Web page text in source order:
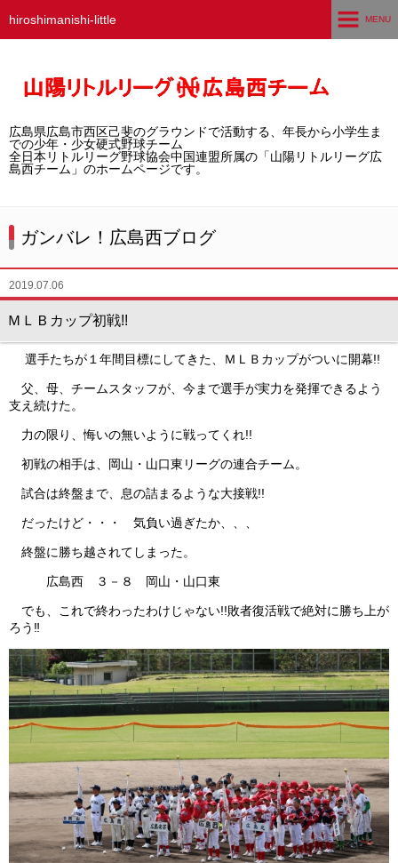
hiroshimanishi-little
広島県広島市西区己斐のグラウンドで活動する、年長から小学生ま
での少年・少女硬式野球チーム
全日本リトルリーグ野球協会中国連盟所属の「山陽リトルリーグ広
島西チーム」のホームページです。
MENU
広島西チームとは
選手募集／体験・見学
試合結果
想い出アルバム
卒団生の声
ガンバレ！広島西ブログ
「体験」「見学」お申し込み／その他お問合わせ
質問コーナー Ｑ＆Ａ
リトルリーグについて
ガンバレ！広島西ブログ
2019.07.06
ＭＬＢカップ初戦!!
選手たちが１年間目標にしてきた、ＭＬＢカップがついに開幕!!
父、母、チームスタッフが、今まで選手が実力を発揮できるよう
支え続けた。
力の限り、悔いの無いように戦ってくれ!!
初戦の相手は、岡山・山口東リーグの連合チーム。
試合は終盤まで、息の詰まるような大接戦!!
だったけど・・・ 気負い過ぎたか、、、
終盤に勝ち越されてしまった。
広島西 ３－８ 岡山・山口東
でも、これで終わったわけじゃない!!敗者復活戦で絶対に勝ち上が
ろう‼